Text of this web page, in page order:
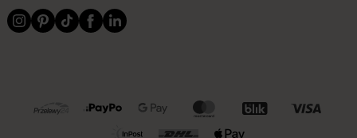
OBSŁUGIWANE FORMY PŁATNOŚCI I DOSTAWY